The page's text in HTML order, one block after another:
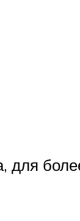
для